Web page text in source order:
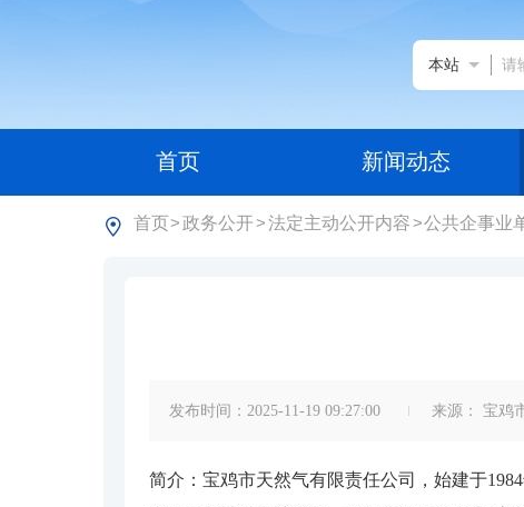
本站
首页 新闻动态
首页>政务公开>法定主动公开内容>公共企事业
发布时间：2025-11-19 09:27:00 来源： 宝鸡
简介：宝鸡市天然气有限责任公司，始建于